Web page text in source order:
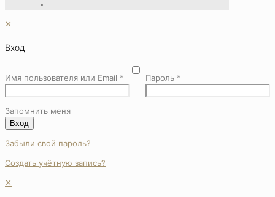
✕
Вход
Имя пользователя или Email * Пароль *
Запомнить меня
Вход
Забыли свой пароль?
Создать учётную запись?
✕